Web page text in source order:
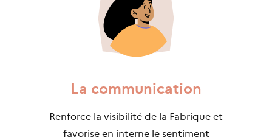
La communication
Renforce la visibilité de la Fabrique et
favorise en interne le sentiment